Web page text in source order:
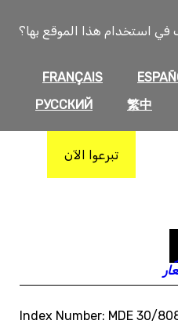
في استخدام هذا الموقع بها؟
FRANÇAIS
繁中
РУССКИЙ
تبرعوا الآن
Index Number: MDE 30/